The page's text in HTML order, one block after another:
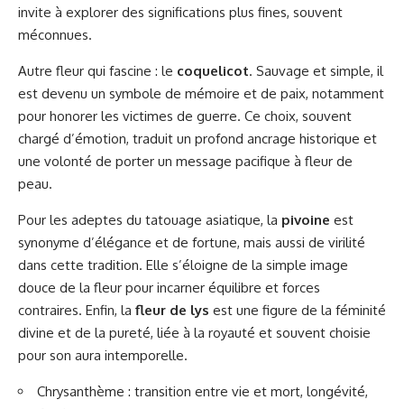
invite à explorer des significations plus fines, souvent
méconnues.
Autre fleur qui fascine : le coquelicot. Sauvage et simple, il
est devenu un symbole de mémoire et de paix, notamment
pour honorer les victimes de guerre. Ce choix, souvent
chargé d’émotion, traduit un profond ancrage historique et
une volonté de porter un message pacifique à fleur de
peau.
Pour les adeptes du tatouage asiatique, la pivoine est
synonyme d’élégance et de fortune, mais aussi de virilité
dans cette tradition. Elle s’éloigne de la simple image
douce de la fleur pour incarner équilibre et forces
contraires. Enfin, la fleur de lys est une figure de la féminité
divine et de la pureté, liée à la royauté et souvent choisie
pour son aura intemporelle.
Chrysanthème : transition entre vie et mort, longévité,